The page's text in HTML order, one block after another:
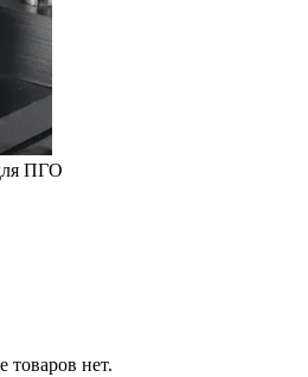
ПГО
товаров нет.